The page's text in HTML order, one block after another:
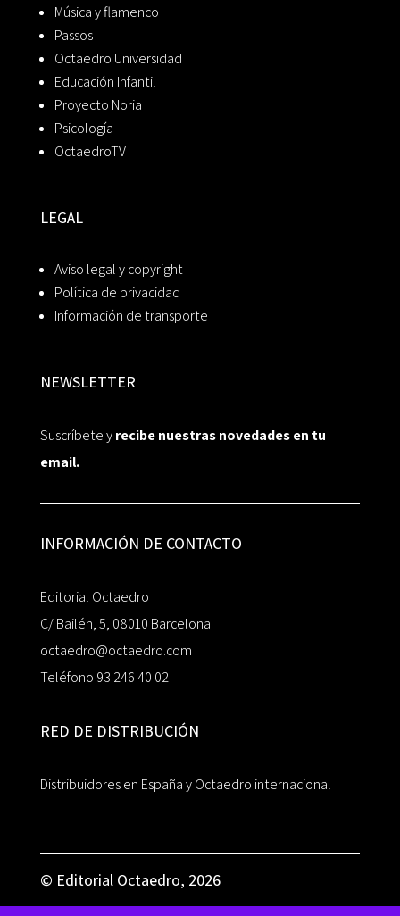
Música y flamenco
Passos
Octaedro Universidad
Educación Infantil
Proyecto Noria
Psicología
OctaedroTV
LEGAL
Aviso legal y copyright
Política de privacidad
Información de transporte
NEWSLETTER
Suscríbete yrecibe nuestras novedades en tu
email.
INFORMACIÓN DE CONTACTO
Editorial Octaedro
C/ Bailén, 5, 08010 Barcelona
octaedro@octaedro.com
Teléfono 93 246 40 02
RED DE DISTRIBUCIÓN
Distribuidores en España y Octaedro internacional
© Editorial Octaedro, 2026